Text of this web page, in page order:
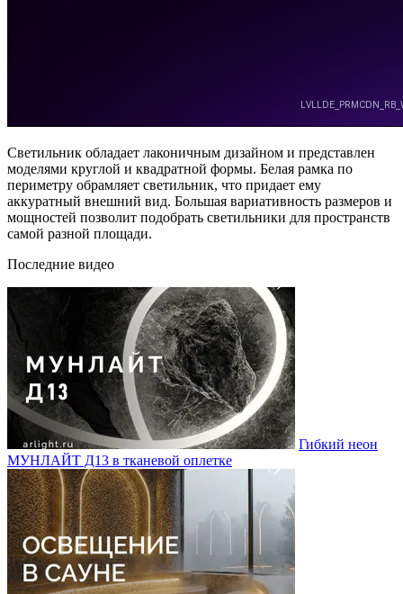
Светильник обладает лаконичным дизайном и представлен
моделями круглой и квадратной формы. Белая рамка по
периметру обрамляет светильник, что придает ему
аккуратный внешний вид. Большая вариативность размеров и
мощностей позволит подобрать светильники для пространств
самой разной площади.
Последние видео
Гибкий неон
МУНЛАЙТ Д13 в тканевой оплетке